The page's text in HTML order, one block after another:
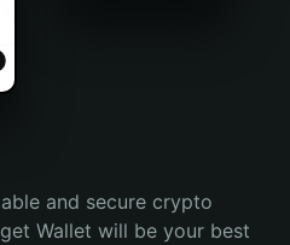
and secure crypto
Wallet will be your best